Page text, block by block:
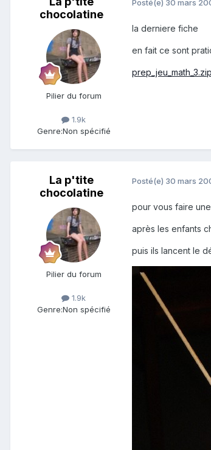
chocolatine
Pilier du forum
1.9k
Genre:Non spécifié
Posté(e) 30 mars
la derniere fiche
en fait ce sont
prep_jeu_math_3.zip
La p'tite
chocolatine
Pilier du forum
1.9k
Genre:Non spécifié
Posté(e) 30 mars
pour vous faire
après les enfants
puis ils lancent le